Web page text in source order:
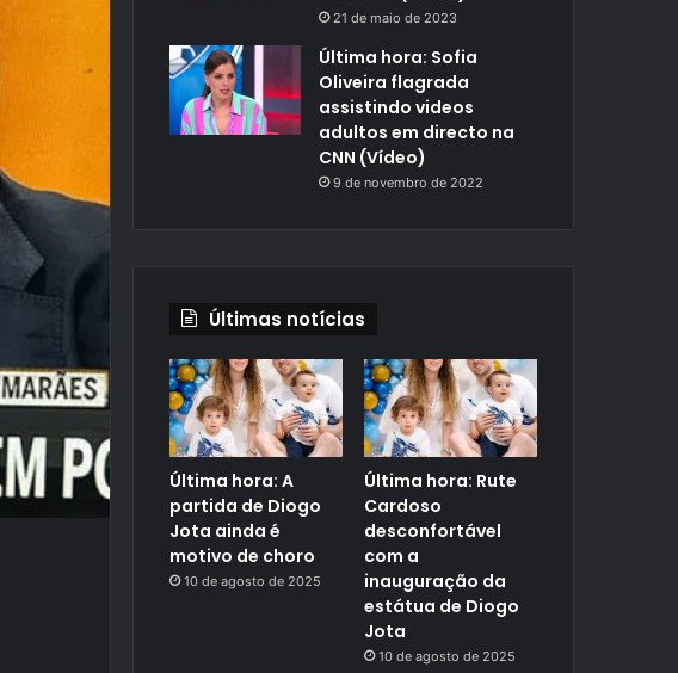
21 de maio de 2023
Última hora: Sofia
Oliveira flagrada
assistindo videos
adultos em directo na
CNN (Vídeo)
9 de novembro de 2022
Últimas notícias
Última hora: A
partida de Diogo
Jota ainda é
motivo de choro
10 de agosto de 2025
Última hora: Rute
Cardoso
desconfortável
com a
inauguração da
estátua de Diogo
Jota
10 de agosto de 2025